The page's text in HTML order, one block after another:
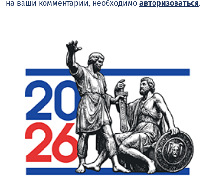
на ваши комментарии, необходимо авторизоваться.